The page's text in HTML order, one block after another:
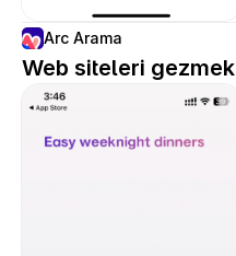
Arc Arama
Web siteleri gezmek